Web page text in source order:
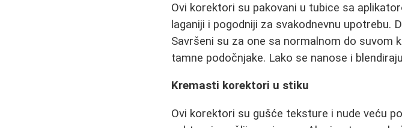
Ovi korektori su pakovani u tubice sa
laganiji i pogodniji za svakodnevnu upotrebu.
Savršeni su za one sa normalnom do suvom
tamne podočnjake. Lako se nanose i
Kremasti korektori u stiku
Ovi korektori su gušće teksture i nude veću